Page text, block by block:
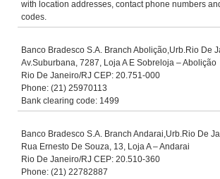
with location addresses, contact phone numbers
codes.
Banco Bradesco S.A. Branch Abolição,Urb.Rio De
Av.Suburbana, 7287, Loja A E Sobreloja – Abolição
Rio De Janeiro/RJ CEP: 20.751-000
Phone: (21) 25970113
Bank clearing code: 1499
Banco Bradesco S.A. Branch Andarai,Urb.Rio De
Rua Ernesto De Souza, 13, Loja A – Andarai
Rio De Janeiro/RJ CEP: 20.510-360
Phone: (21) 22782887